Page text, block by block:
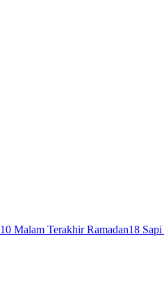
10 Malam Terakhir Ramadan18